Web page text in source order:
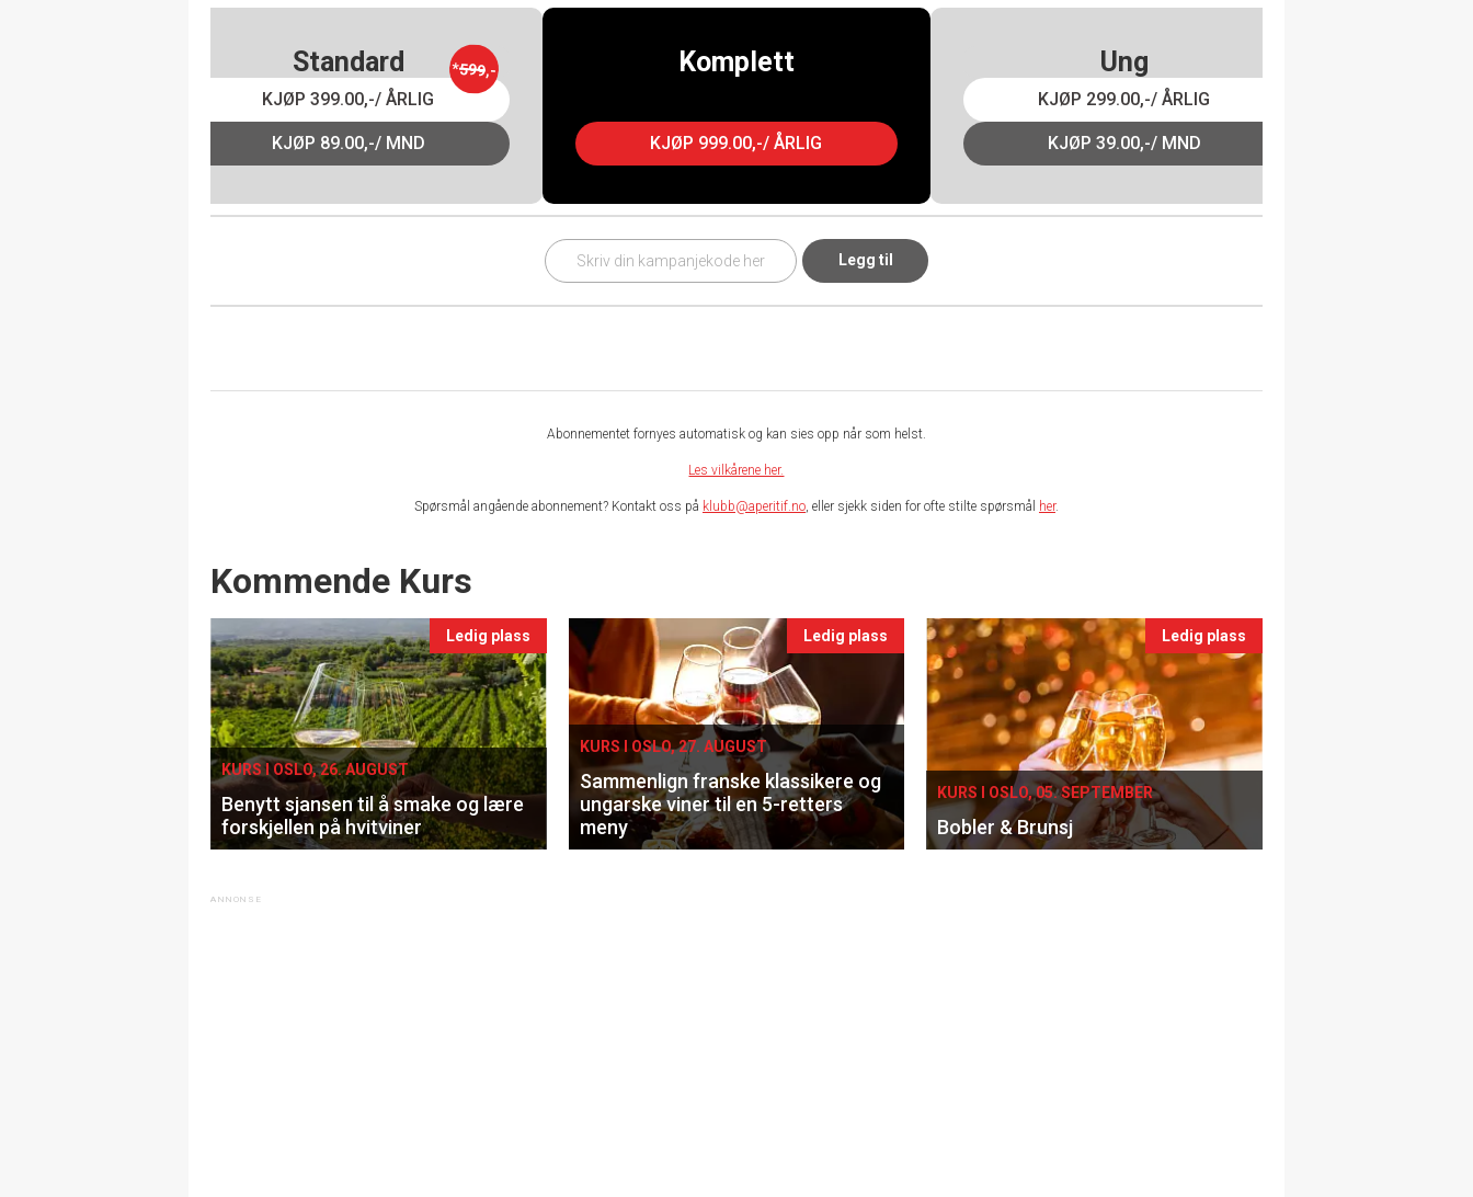
Standard *599,-
KJØP 399.00,-/ ÅRLIG
KJØP 89.00,-/ MND
Komplett
KJØP 999.00,-/ ÅRLIG
Ung
KJØP 299.00,-/ ÅRLIG
KJØP 39.00,-/ MND
Legg til
Abonnementet fornyes automatisk og kan sies opp når som helst.
Les vilkårene her.
Spørsmål angående abonnement? Kontakt oss på klubb@aperitif.no, eller sjekk siden for ofte stilte spørsmål her.
Events
Kommende Kurs
Ledig plass
KURS I OSLO, 26. AUGUST
Benytt sjansen til å smake og lære
forskjellen på hvitviner
Ledig plass
KURS I OSLO, 27. AUGUST
Sammenlign franske klassikere og
ungarske viner til en 5-retters
meny
Ledig plass
KURS I OSLO, 05. SEPTEMBER
Bobler & Brunsj